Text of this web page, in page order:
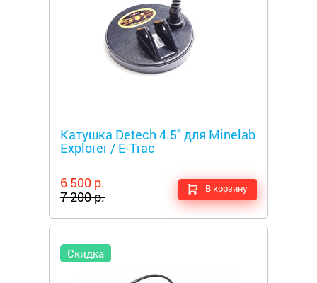
Катушка Detech 4.5" для Minelab
Explorer / E-Trac
6 500 р.
7 200 р.
В корзину
Скидка